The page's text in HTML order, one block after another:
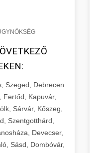
Szeged, Debrecen
Fertőd, Kapuvár,
Sárvár, Kőszeg,
Szentgotthárd,
Devecser,
Sásd, Dombóvár,